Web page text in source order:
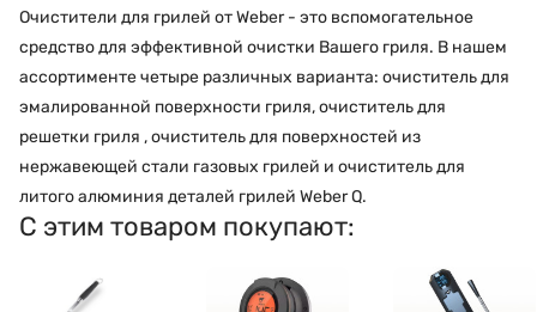
Очистители для грилей от Weber - это вспомогательное
средство для эффективной очистки Вашего гриля. В нашем
ассортименте четыре различных варианта: очиститель для
эмалированной поверхности гриля, очиститель для
решетки гриля , очиститель для поверхностей из
нержавеющей стали газовых грилей и очиститель для
литого алюминия деталей грилей Weber Q.
С этим товаром покупают: